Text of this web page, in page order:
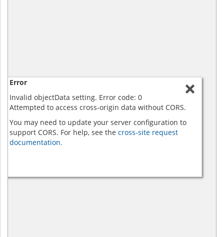
Error
Invalid objectData setting. Error code: 0
Attempted to access cross-origin data without CORS.
You may need to update your server configuration to
support CORS. For help, see the cross-site request
documentation.